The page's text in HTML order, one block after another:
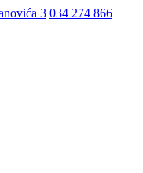
3 034 274 866